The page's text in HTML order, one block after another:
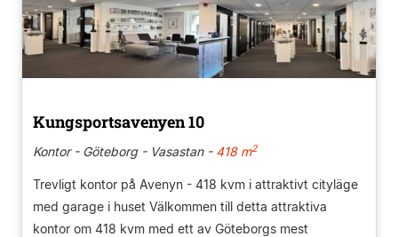
Kungsportsavenyen 10
Kontor - Göteborg - Vasastan -418 m2
Trevligt kontor på Avenyn - 418 kvm i attraktivt cityläge
med garage i huset Välkommen till detta attraktiva
kontor om 418 kvm med ett av Göteborgs mest